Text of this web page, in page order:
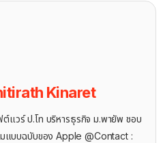
Kinaret
แวร์ ป.โท บริหารธุรกิจ ม.พายัพ ชอบ
มแบบฉบับของ Apple @Contact :